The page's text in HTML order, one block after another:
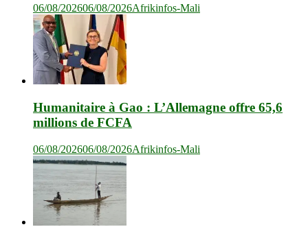
06/08/202606/08/2026Afrikinfos-Mali
Humanitaire à Gao : L’Allemagne offre 65,6
millions de FCFA
06/08/202606/08/2026Afrikinfos-Mali